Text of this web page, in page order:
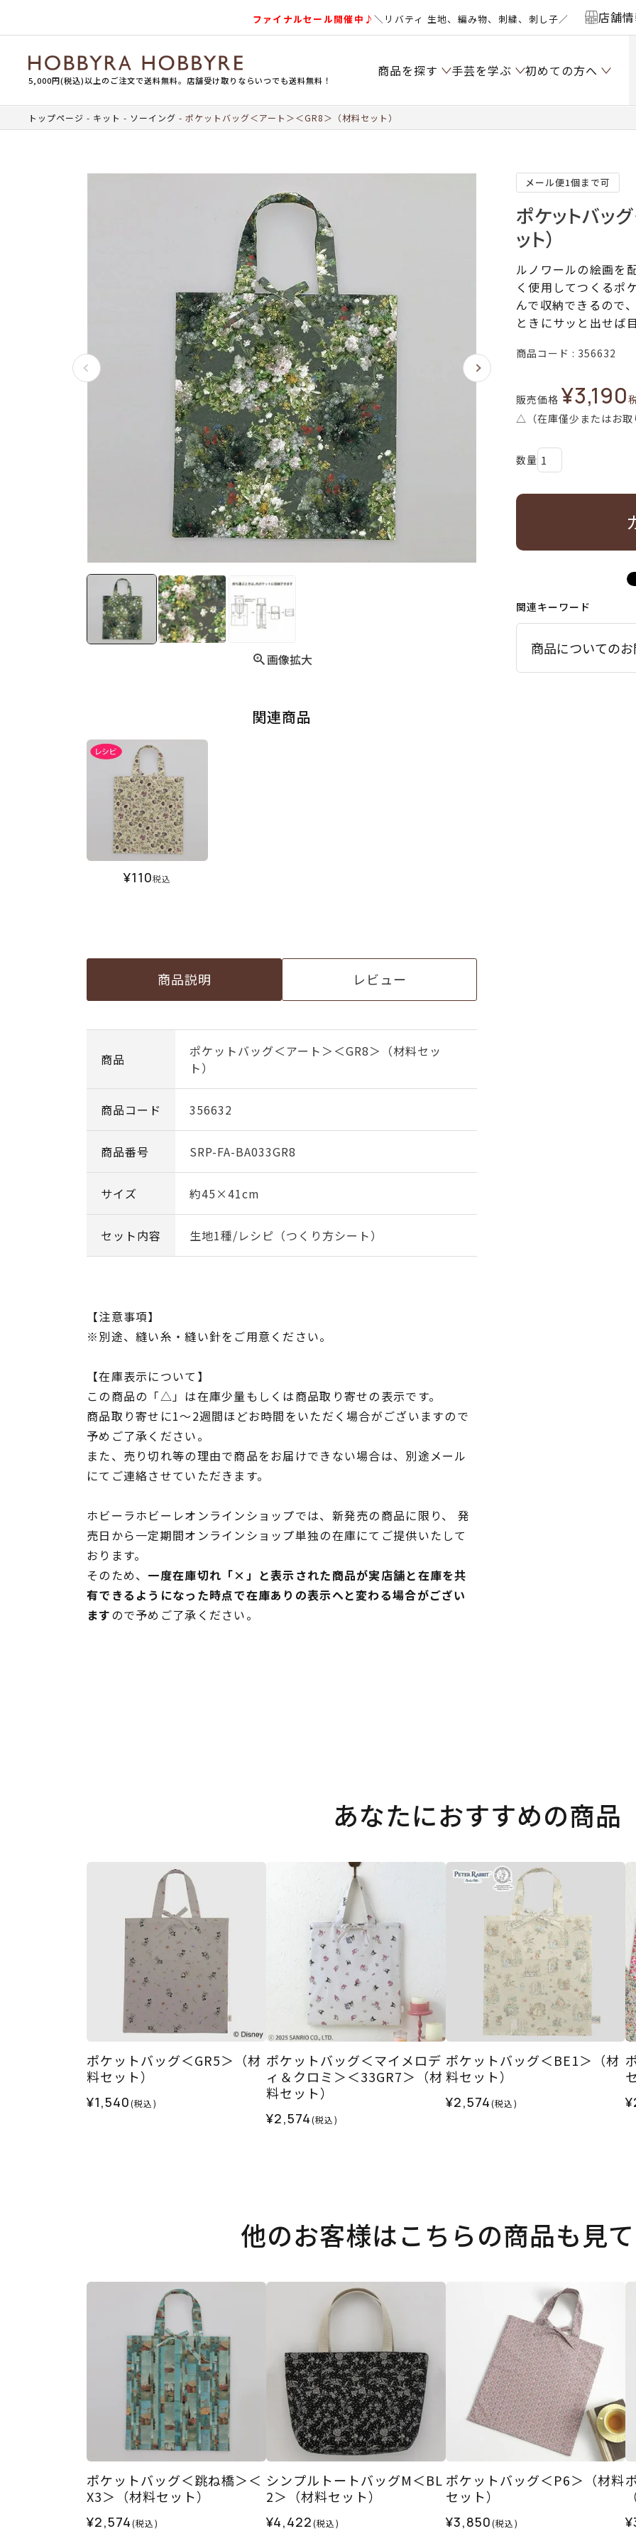
ファイナルセール開催中♪＼リバティ 生地、編み物、刺繍、刺し子／ 店舗
5,000円(税込)以上のご注文で送料無料。店舗受け取りならいつでも送料無料！
商品を探す 手芸を学ぶ 初めての方へ
トップページ キット ソーイング ポケットバッグ＜アート＞＜GR8＞（材料セット）
画像拡大
関連商品
¥110税込
商品説明 レビュー
商品
ポケットバッグ＜アート＞＜GR8＞（材料セッ
ト）
商品コード 356632
商品番号 SRP-FA-BA033GR8
サイズ 約45×41cm
セット内容 生地1種/レシピ（つくり方シート）
【注意事項】
※別途、縫い糸・縫い針をご用意ください。
【在庫表示について】
この商品の「△」は在庫少量もしくは商品取り寄せの表示です。
商品取り寄せに1～2週間ほどお時間をいただく場合がございますので
予めご了承ください。
また、売り切れ等の理由で商品をお届けできない場合は、別途メール
にてご連絡させていただきます。
ホビーラホビーレオンラインショップでは、新発売の商品に限り、 発
売日から一定期間オンラインショップ単独の在庫にてご提供いたして
おります。
そのため、 一度在庫切れ「×」と表示された商品が実店舗と在庫を共
有できるようになった時点で在庫ありの表示へと変わる場合がござい
ますので予めご了承ください。
メール便1個まで可
ポケットバッ
ット）
ルノワールの絵画を
く使用してつくるポ
んで収納できるので
ときにサッと出せば
商品コード 356632
販売価格 ¥3,190
△（在庫僅少またはお取
関連キーワード
商品についての
あなたにおすすめの商品
ポケットバッグ＜GR5＞（材
料セット）
¥1,540(税込)
ポケットバッグ＜マイメロデ
ィ＆クロミ＞＜33GR7＞（材
料セット）
¥2,574(税込)
ポケットバッグ＜BE1＞（材
料セット）
¥2,574(税込)
他のお客様はこちらの商品も見
ポケットバッグ＜跳ね橋＞＜
X3＞（材料セット）
¥2,574(税込)
シンプルトートバッグM＜BL
2＞（材料セット）
¥4,422(税込)
ポケットバッグ＜P6＞（材料
セット）
¥3,850(税込)